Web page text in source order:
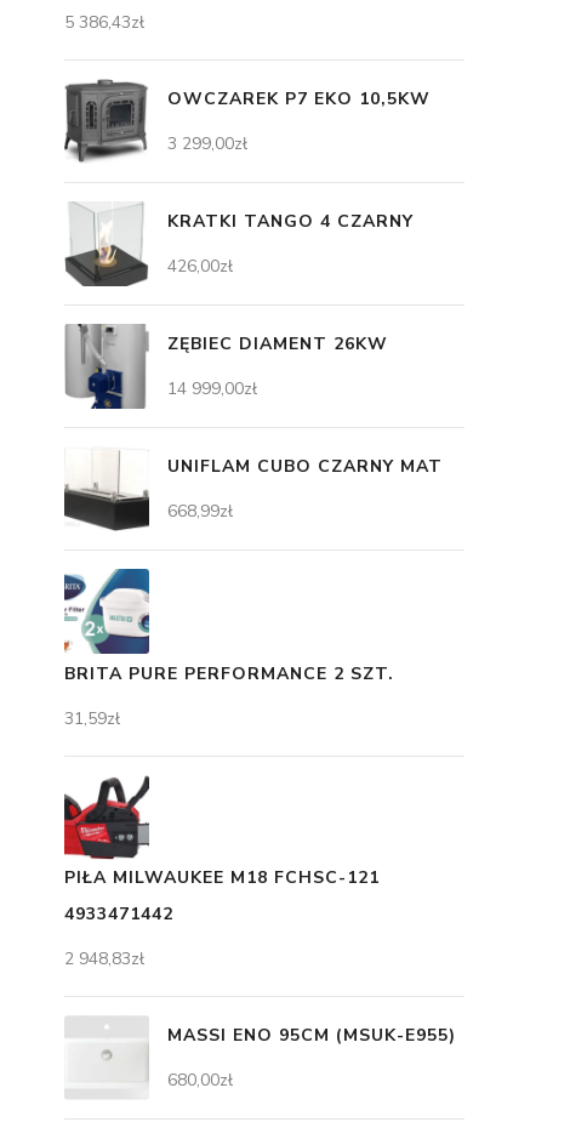
5 386,43zł
OWCZAREK P7 EKO 10,5KW
3 299,00zł
KRATKI TANGO 4 CZARNY
426,00zł
ZĘBIEC DIAMENT 26KW
14 999,00zł
UNIFLAM CUBO CZARNY MAT
668,99zł
BRITA PURE PERFORMANCE 2 SZT.
31,59zł
PIŁA MILWAUKEE M18 FCHSC-121
4933471442
2 948,83zł
MASSI ENO 95CM (MSUK-E955)
680,00zł